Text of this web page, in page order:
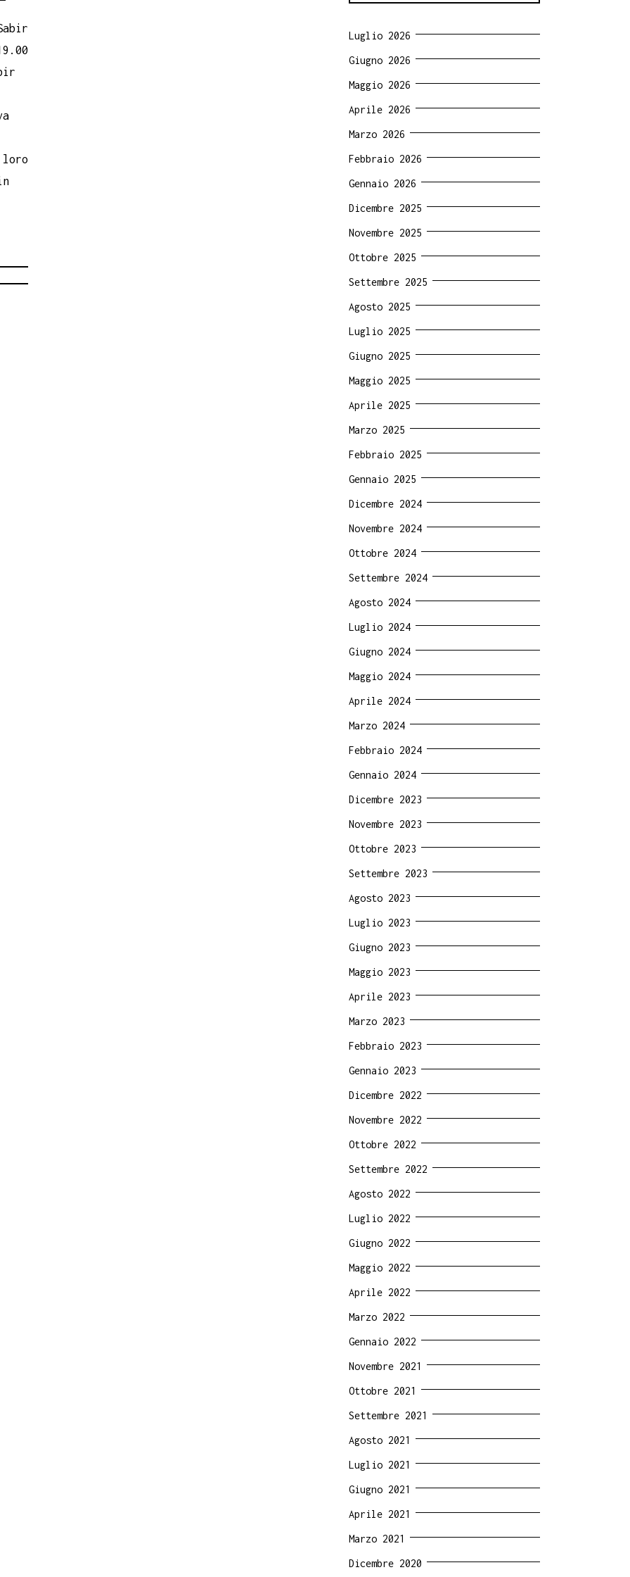
loro
Luglio 2026
Giugno 2026
Maggio 2026
Aprile 2026
Marzo 2026
Febbraio 2026
Gennaio 2026
Dicembre 2025
Novembre 2025
Ottobre 2025
Settembre 2025
Agosto 2025
Luglio 2025
Giugno 2025
Maggio 2025
Aprile 2025
Marzo 2025
Febbraio 2025
Gennaio 2025
Dicembre 2024
Novembre 2024
Ottobre 2024
Settembre 2024
Agosto 2024
Luglio 2024
Giugno 2024
Maggio 2024
Aprile 2024
Marzo 2024
Febbraio 2024
Gennaio 2024
Dicembre 2023
Novembre 2023
Ottobre 2023
Settembre 2023
Agosto 2023
Luglio 2023
Giugno 2023
Maggio 2023
Aprile 2023
Marzo 2023
Febbraio 2023
Gennaio 2023
Dicembre 2022
Novembre 2022
Ottobre 2022
Settembre 2022
Agosto 2022
Luglio 2022
Giugno 2022
Maggio 2022
Aprile 2022
Marzo 2022
Gennaio 2022
Novembre 2021
Ottobre 2021
Settembre 2021
Agosto 2021
Luglio 2021
Giugno 2021
Aprile 2021
Marzo 2021
Dicembre 2020